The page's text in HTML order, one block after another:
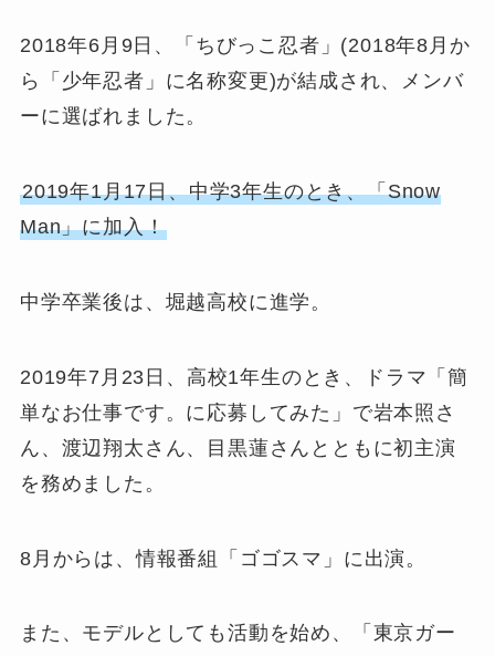
2018年6月9日、「ちびっこ忍者」(2018年8月か
ら「少年忍者」に名称変更)が結成され、メンバ
ーに選ばれました。
2019年1月17日、中学3年生のとき、「Snow
Man」に加入！
中学卒業後は、堀越高校に進学。
2019年7月23日、高校1年生のとき、ドラマ「簡
単なお仕事です。に応募してみた」で岩本照さ
ん、渡辺翔太さん、目黒蓮さんとともに初主演
を務めました。
8月からは、情報番組「ゴゴスマ」に出演。
また、モデルとしても活動を始め、「東京ガー